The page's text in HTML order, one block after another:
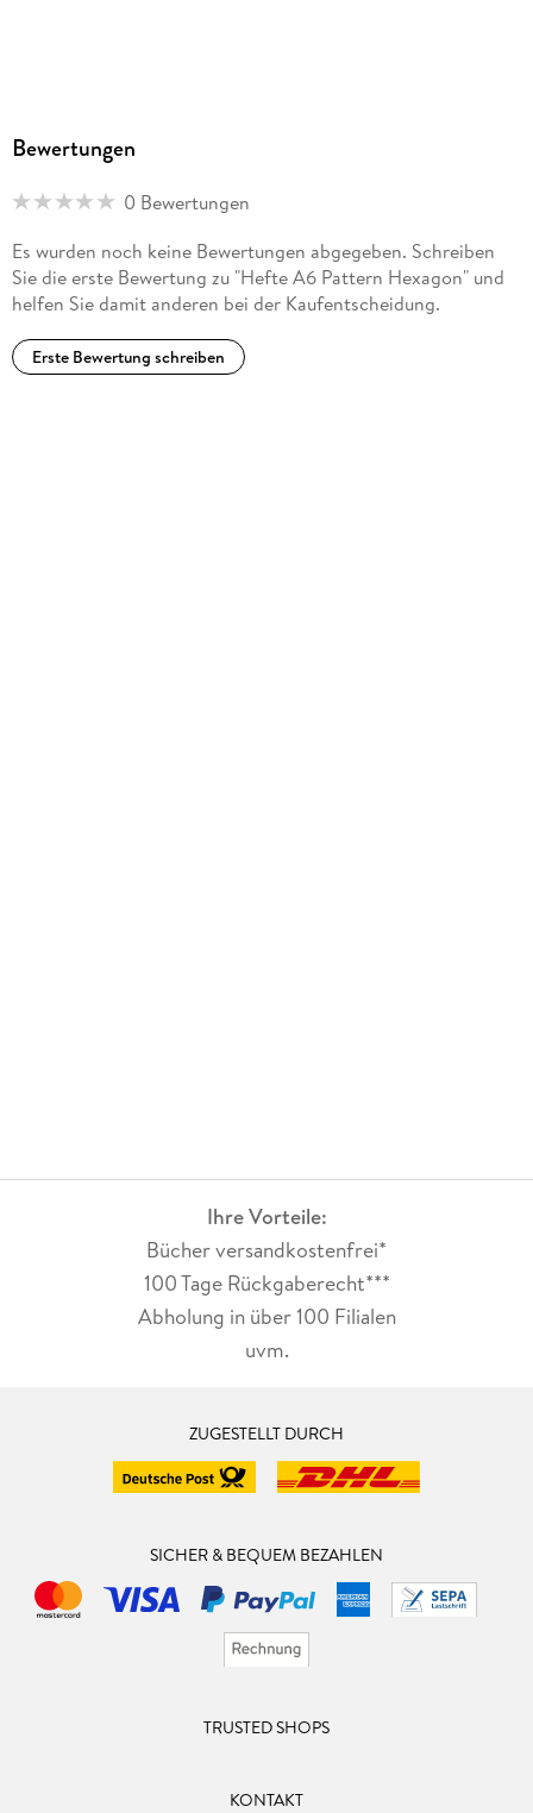
Bewertungen
0 Bewertungen
Es wurden noch keine Bewertungen abgegeben. Schreiben
Sie die erste Bewertung zu "Hefte A6 Pattern Hexagon" und
helfen Sie damit anderen bei der Kaufentscheidung.
Erste Bewertung schreiben
Ihre Vorteile:
Bücher versandkostenfrei*
100 Tage Rückgaberecht***
Abholung in über 100 Filialen
uvm.
ZUGESTELLT DURCH
SICHER & BEQUEM BEZAHLEN
TRUSTED SHOPS
KONTAKT